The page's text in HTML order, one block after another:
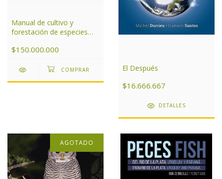
Manual de cultivo y
forestación de especies
Argentina
$150.000.000
El Después
$16.666.667
DETALLES
AGOTADO